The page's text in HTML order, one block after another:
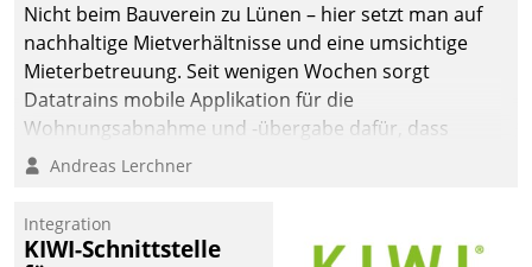
Nicht beim Bauverein zu Lünen – hier setzt man auf
nachhaltige Mietverhältnisse und eine umsichtige
Mieterbetreuung. Seit wenigen Wochen sorgt
Datatrains mobile Applikation für die
Wohnungsabnahme und -übergabe dafür, dass
Mieter wohlgeordnet kommen und, so es sein muss,
Andreas Lerchner
Integration
KIWI-Schnittstelle